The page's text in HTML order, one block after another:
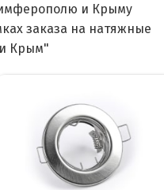
и Крыму
заказа на натяжные
Крым"